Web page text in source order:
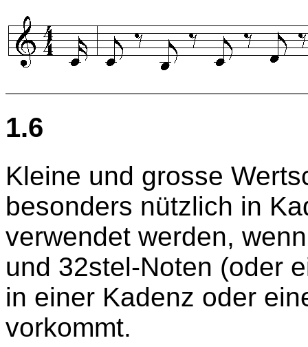
1.6
Kleine und grosse
besonders nützlich in
verwendet werden,
und 32stel-Noten (oder
in einer Kadenz oder
vorkommt.